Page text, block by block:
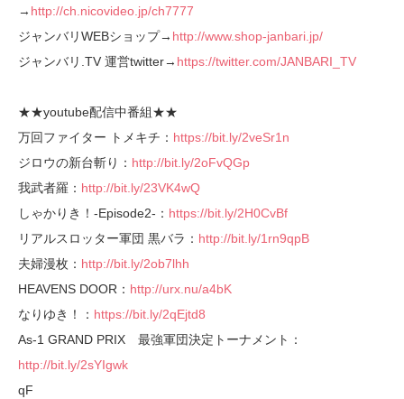
→ http://ch.nicovideo.jp/ch7777
ジャンバリWEBショップ→ http://www.shop-janbari.jp/
ジャンバリ.TV 運営twitter→ https://twitter.com/JANBARI_TV
★★youtube配信中番組★★
万回ファイター トメキチ： https://bit.ly/2veSr1n
ジロウの新台斬り： http://bit.ly/2oFvQGp
我武者羅： http://bit.ly/23VK4wQ
しゃかりき！-Episode2-： https://bit.ly/2H0CvBf
リアルスロッター軍団 黒バラ： http://bit.ly/1rn9qpB
夫婦漫枚： http://bit.ly/2ob7lhh
HEAVENS DOOR： http://urx.nu/a4bK
なりゆき！： https://bit.ly/2qEjtd8
As-1 GRAND PRIX 最強軍団決定トーナメント：
http://bit.ly/2sYIgwk
qF